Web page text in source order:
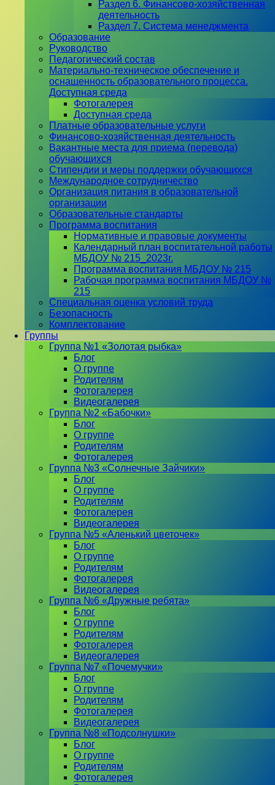
Раздел 6. Финансово-хозяйственная
деятельность
Раздел 7. Система менеджмента
Образование
Руководство
Педагогический состав
Материально-техническое обеспечение и
оснащенность образовательного процесса.
Доступная среда
Фотогалерея
Доступная среда
Платные образовательные услуги
Финансово-хозяйственная деятельность
Вакантные места для приема (перевода)
обучающихся
Стипендии и меры поддержки обучающихся
Международное сотрудничество
Организация питания в образовательной
организации
Образовательные стандарты
Программа воспитания
Нормативные и правовые документы
Календарный план воспитательной работы
МБДОУ № 215_2023г.
Программа воспитания МБДОУ № 215
Рабочая программа воспитания МБДОУ №
215
Специальная оценка условий труда
Безопасность
Комплектование
Группы
Группа №1 «Золотая рыбка»
Блог
О группе
Родителям
Фотогалерея
Видеогалерея
Группа №2 «Бабочки»
Блог
О группе
Родителям
Фотогалерея
Группа №3 «Солнечные Зайчики»
Блог
О группе
Родителям
Фотогалерея
Видеогалерея
Группа №5 «Аленький цветочек»
Блог
О группе
Родителям
Фотогалерея
Видеогалерея
Группа №6 «Дружные ребята»
Блог
О группе
Родителям
Фотогалерея
Видеогалерея
Группа №7 «Почемучки»
Блог
О группе
Родителям
Фотогалерея
Видеогалерея
Группа №8 «Подсолнушки»
Блог
О группе
Родителям
Фотогалерея